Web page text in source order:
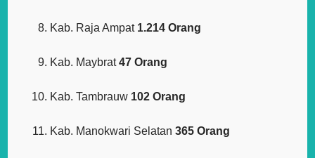
Kab. Raja Ampat 1.214 Orang
Kab. Maybrat47 Orang
Kab. Tambrauw 102 Orang
Kab. Manokwari Selatan365 Orang